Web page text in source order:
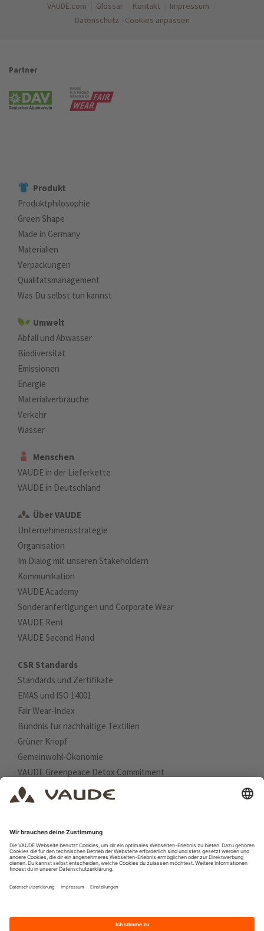
VAUDE.com Glossar Kontakt Impressum
Datenschutz Cookies anpassen
Partner
Produkt
Produktphilosophie
Green Shape
Made in Germany
Materialien
Verpackungen
Qualitätsmanagement
Was Du selbst tun kannst
Umwelt
Abfall und Abwasser
Biodiversität
Emissionen
Energie
Materialverbräuche
Verkehr
Wasser
Menschen
VAUDE in der Lieferkette
VAUDE in Deutschland
Über VAUDE
Unternehmensstrategie
Organisation
Im Dialog mit unseren Stakeholdern
Kommunikation
VAUDE Academy
Sonderanfertigungen und Corporate Wear
VAUDE Rent
VAUDE Second Hand
CSR Standards
Standards und Zertifikate
EMAS und ISO 14001
Fair Wear-Index
Bündnis für nachhaltige Textilien
Grüner Knopf
Gemeinwohl-Ökonomie
VAUDE Greenpeace Detox Commitment
UN Nachhaltige Entwicklungsziele
Planetare Grenzen
Deutscher Nachhaltigkeitskodex
Higg Index
Über diesen Bericht
Newsarchiv